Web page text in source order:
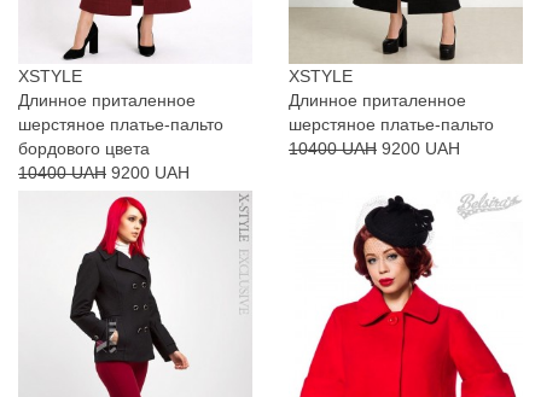
XSTYLE
Длинное приталенное
шерстяное платье-пальто
бордового цвета
10400 UAH 9200 UAH
XSTYLE
Длинное приталенное
шерстяное платье-пальто
10400 UAH 9200 UAH